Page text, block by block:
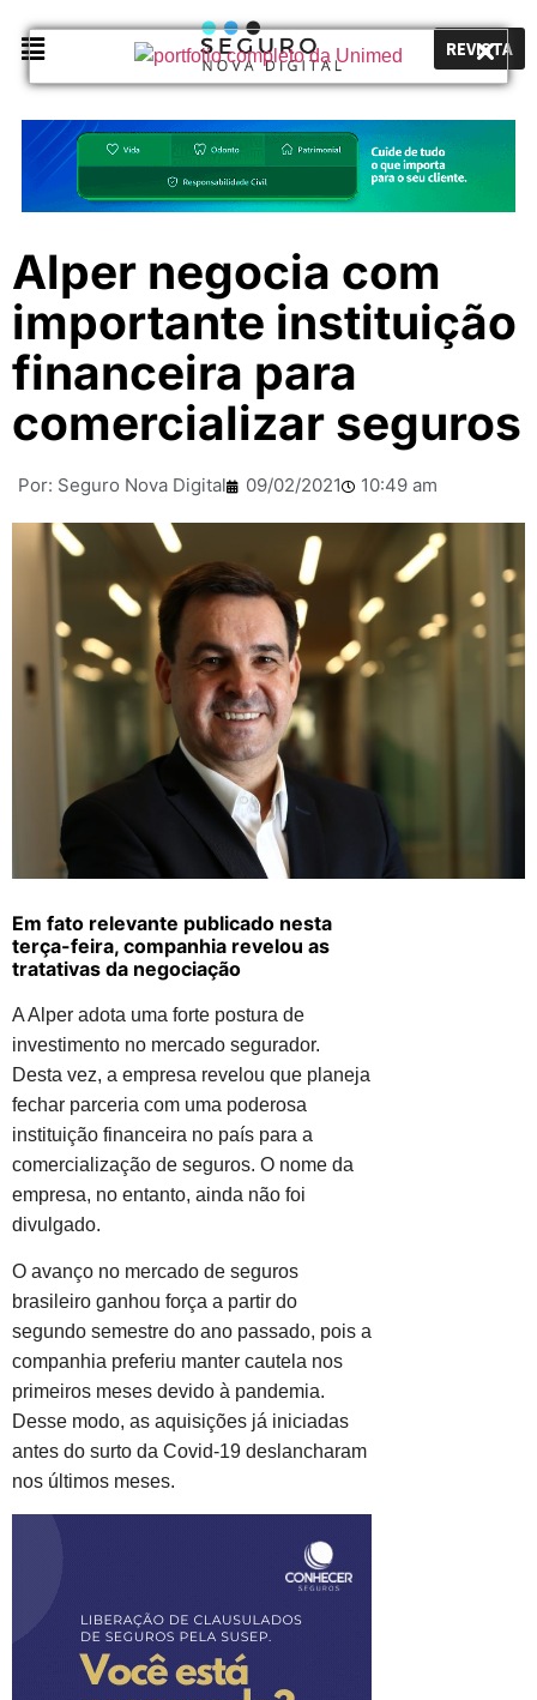
REVISTA
Alper negocia com
importante instituição
financeira para
comercializar seguros
Por: Seguro Nova Digital 09/02/2021 10:49 am
Em fato relevante publicado nesta
terça-feira, companhia revelou as
tratativas da negociação
A Alper adota uma forte postura de
investimento no mercado segurador.
Desta vez, a empresa revelou que planeja
fechar parceria com uma poderosa
instituição financeira no país para a
comercialização de seguros. O nome da
empresa, no entanto, ainda não foi
divulgado.
O avanço no mercado de seguros
brasileiro ganhou força a partir do
segundo semestre do ano passado, pois a
companhia preferiu manter cautela nos
primeiros meses devido à pandemia.
Desse modo, as aquisições já iniciadas
antes do surto da Covid-19 deslancharam
nos últimos meses.